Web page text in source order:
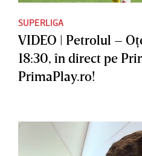
SUPERLIGA
VIDEO | Petrolul –
18:30, în direct pe
PrimaPlay.ro!